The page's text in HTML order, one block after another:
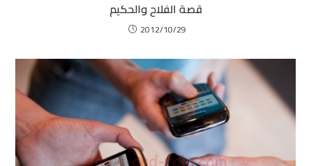
قصة الفلاح والحكيم
2012/10/29